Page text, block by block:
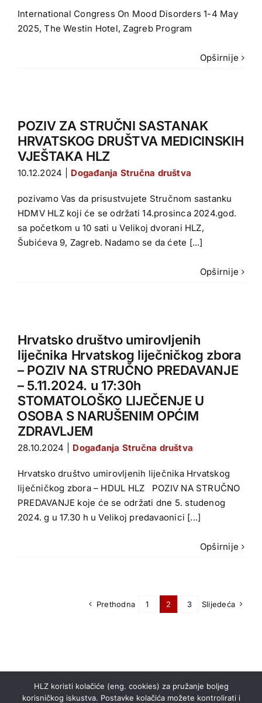
International Congress On Mood Disorders 1-4 May
2025, The Westin Hotel, Zagreb Program
Opširnije
POZIV ZA STRUČNI SASTANAK
HRVATSKOG DRUŠTVA MEDICINSKIH
VJEŠTAKA HLZ
10.12.2024 Događanja Stručna društva
pozivamo Vas da prisustvujete Stručnom sastanku
HDMV HLZ koji će se održati 14.prosinca 2024.god.
sa početkom u 10 sati u Velikoj dvorani HLZ,
Šubićeva 9, Zagreb. Nadamo se da ćete [...]
Opširnije
Hrvatsko društvo umirovljenih
liječnika Hrvatskog liječničkog zbora
– POZIV NA STRUČNO PREDAVANJE
– 5.11.2024. u 17:30h
STOMATOLOŠKO LIJEČENJE U
OSOBA S NARUŠENIM OPĆIM
ZDRAVLJEM
28.10.2024 Događanja Stručna društva
Hrvatsko društvo umirovljenih liječnika Hrvatskog
liječničkog zbora – HDUL HLZ POZIV NA STRUČNO
PREDAVANJE koje će se održati dne 5. studenog
2024. g u 17.30 h u Velikoj predavaonici [...]
Opširnije
Prethodna 1 2 3 Slijedeća
HLZ koristi kolačiće (eng. cookies) za pružanje boljeg
korisničkog iskustva. Postavke kolačića možete kontrolirati i